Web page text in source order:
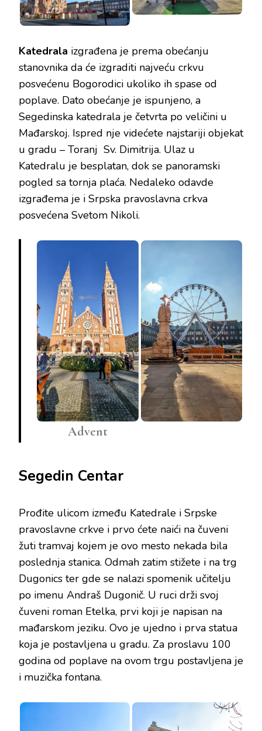
Katedrala izgrađena je prema obećanju
stanovnika da će izgraditi najveću crkvu
posvećenu Bogorodici ukoliko ih spase od
poplave. Dato obećanje je ispunjeno, a
Segedinska katedrala je četvrta po veličini u
Mađarskoj. Ispred nje videćete najstariji objekat
u gradu – Toranj Sv. Dimitrija. Ulaz u
Katedralu je besplatan, dok se panoramski
pogled sa tornja plaća. Nedaleko odavde
izgrađema je i Srpska pravoslavna crkva
posvećena Svetom Nikoli.
Advent
Segedin Centar
Prođite ulicom između Katedrale i Srpske
pravoslavne crkve i prvo ćete naići na čuveni
žuti tramvaj kojem je ovo mesto nekada bila
poslednja stanica. Odmah zatim stižete i na trg
Dugonics ter gde se nalazi spomenik učitelju
po imenu Andraš Dugonič. U ruci drži svoj
čuveni roman Etelka, prvi koji je napisan na
mađarskom jeziku. Ovo je ujedno i prva statua
koja je postavljena u gradu. Za proslavu 100
godina od poplave na ovom trgu postavljena je
i muzička fontana.